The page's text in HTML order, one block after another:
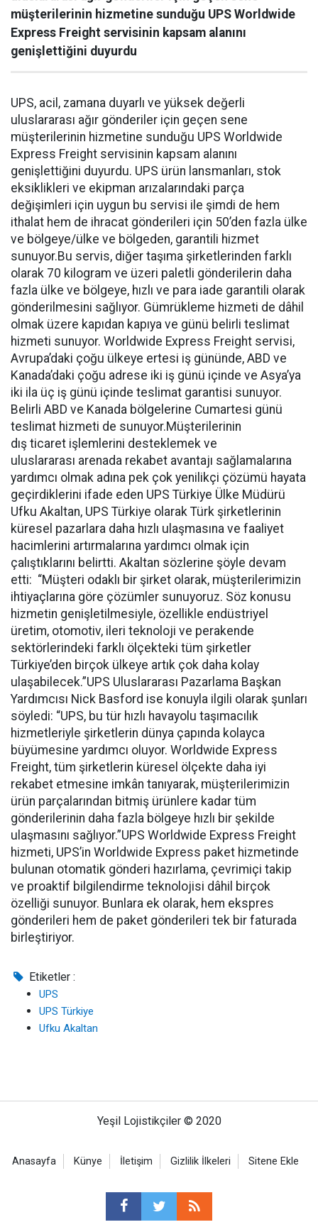
müşterilerinin hizmetine sunduğu UPS Worldwide
Express Freight servisinin kapsam alanını
genişlettiğini duyurdu
UPS, acil, zamana duyarlı ve yüksek değerli
uluslararası ağır gönderiler için geçen sene
müşterilerinin hizmetine sunduğu UPS Worldwide
Express Freight servisinin kapsam alanını
genişlettiğini duyurdu. UPS ürün lansmanları, stok
eksiklikleri ve ekipman arızalarındaki parça
değişimleri için uygun bu servisi ile şimdi de hem
ithalat hem de ihracat gönderileri için 50’den fazla ülke
ve bölgeye/ülke ve bölgeden, garantili hizmet
sunuyor.Bu servis, diğer taşıma şirketlerinden farklı
olarak 70 kilogram ve üzeri paletli gönderilerin daha
fazla ülke ve bölgeye, hızlı ve para iade garantili olarak
gönderilmesini sağlıyor. Gümrükleme hizmeti de dâhil
olmak üzere kapıdan kapıya ve günü belirli teslimat
hizmeti sunuyor. Worldwide Express Freight servisi,
Avrupa’daki çoğu ülkeye ertesi iş gününde, ABD ve
Kanada’daki çoğu adrese iki iş günü içinde ve Asya’ya
iki ila üç iş günü içinde teslimat garantisi sunuyor.
Belirli ABD ve Kanada bölgelerine Cumartesi günü
teslimat hizmeti de sunuyor.Müşterilerinin
dış ticaret işlemlerini desteklemek ve
uluslararası arenada rekabet avantajı sağlamalarına
yardımcı olmak adına pek çok yenilikçi çözümü hayata
geçirdiklerini ifade eden UPS Türkiye Ülke Müdürü
Ufku Akaltan, UPS Türkiye olarak Türk şirketlerinin
küresel pazarlara daha hızlı ulaşmasına ve faaliyet
hacimlerini artırmalarına yardımcı olmak için
çalıştıklarını belirtti. Akaltan sözlerine şöyle devam
etti: “Müşteri odaklı bir şirket olarak, müşterilerimizin
ihtiyaçlarına göre çözümler sunuyoruz. Söz konusu
hizmetin genişletilmesiyle, özellikle endüstriyel
üretim, otomotiv, ileri teknoloji ve perakende
sektörlerindeki farklı ölçekteki tüm şirketler
Türkiye’den birçok ülkeye artık çok daha kolay
ulaşabilecek.”UPS Uluslararası Pazarlama Başkan
Yardımcısı Nick Basford ise konuyla ilgili olarak şunları
söyledi: “UPS, bu tür hızlı havayolu taşımacılık
hizmetleriyle şirketlerin dünya çapında kolayca
büyümesine yardımcı oluyor. Worldwide Express
Freight, tüm şirketlerin küresel ölçekte daha iyi
rekabet etmesine imkân tanıyarak, müşterilerimizin
ürün parçalarından bitmiş ürünlere kadar tüm
gönderilerinin daha fazla bölgeye hızlı bir şekilde
ulaşmasını sağlıyor.”UPS Worldwide Express Freight
hizmeti, UPS’in Worldwide Express paket hizmetinde
bulunan otomatik gönderi hazırlama, çevrimiçi takip
ve proaktif bilgilendirme teknolojisi dâhil birçok
özelliği sunuyor. Bunlara ek olarak, hem ekspres
gönderileri hem de paket gönderileri tek bir faturada
birleştiriyor.
Etiketler :
UPS
UPS Türkiye
Ufku Akaltan
Yeşil Lojistikçiler © 2020
Anasayfa Künye İletişim Gizlilik İlkeleri Sitene Ekle